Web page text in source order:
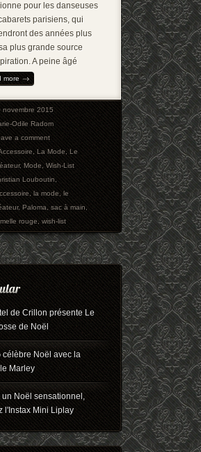
pour les danseuses
parisiens, qui
des années plus
plus grande source
A peine âgé
more
novembre 2015
Odile Radom
a comment
,La Mode,Le
,Mode,Wish-List
Louboutin,
,la mode,le
,Paloma,sac à main,
rouge,wish-list
de Crillon présente Le
de Noël
célèbre Noël avec la
Marley
un Noël sensationnel,
l'Instax Mini Liplay